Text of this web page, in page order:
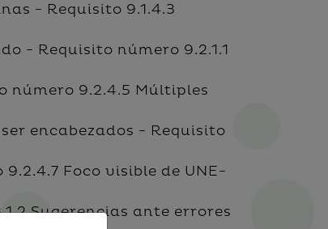
- Requisito 9.1.4.3
- Requisito número 9.2.1.1
número 9.2.4.5 Múltiples
encabezados - Requisito
Foco visible de UNE-
Sugerencias ante errores